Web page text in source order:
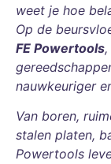
weet je hoe
Op de
FE Powertools
nauwkeuriger
Van boren,
stalen platen,
Powertools